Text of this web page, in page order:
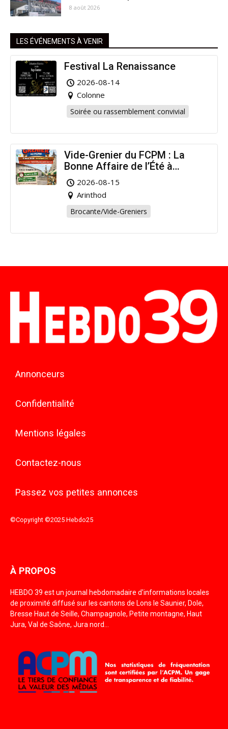
8 août 2026
LES ÉVÉNEMENTS À VENIR
Festival La Renaissance
2026-08-14
Colonne
Soirée ou rassemblement convivial
Vide-Grenier du FCPM : La
Bonne Affaire de l’Été à
Arinthod !
2026-08-15
Arinthod
Brocante/Vide-Greniers